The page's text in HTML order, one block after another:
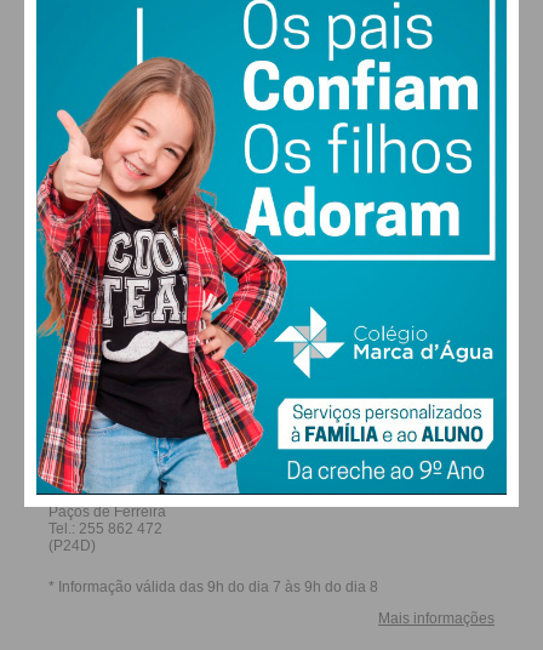
22°
SEX
28
SÁB
27°
DOM
29°
SEG
ALTERAR
FARMACIAS DE SERVIÇO EM PAÇOS DE
FERREIRA